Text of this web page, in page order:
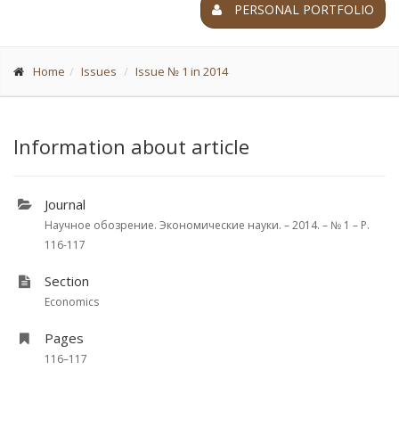
PERSONAL PORTFOLIO
Home Issues Issue № 1 in 2014
Information about article
Journal
Научное обозрение. Экономические науки. – 2014. – № 1 – P.
116-117
Section
Economics
Pages
116–117